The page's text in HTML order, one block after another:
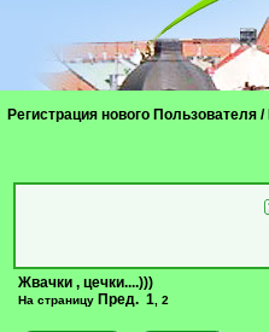
Регистрация нового Пользователя /
Жвачки , цечки....)))
На страницу Пред. 1 2